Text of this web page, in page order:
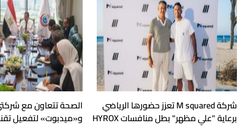
شركة M squared تعزز حضورها الرياضي
برعاية "علي مظهر" بطل منافسات HYROX
الصحة تتعاون مع
و«ميدبوت» لتفعيل